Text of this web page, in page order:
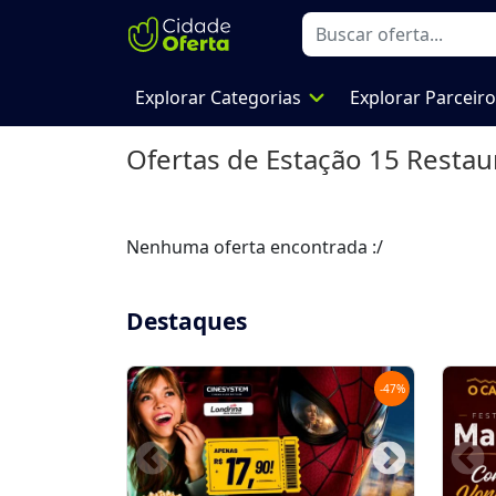
Explorar Categorias expand_more Explorar
Ofertas de Estação 15
Nenhuma oferta encontrada :/
Destaques
-47%